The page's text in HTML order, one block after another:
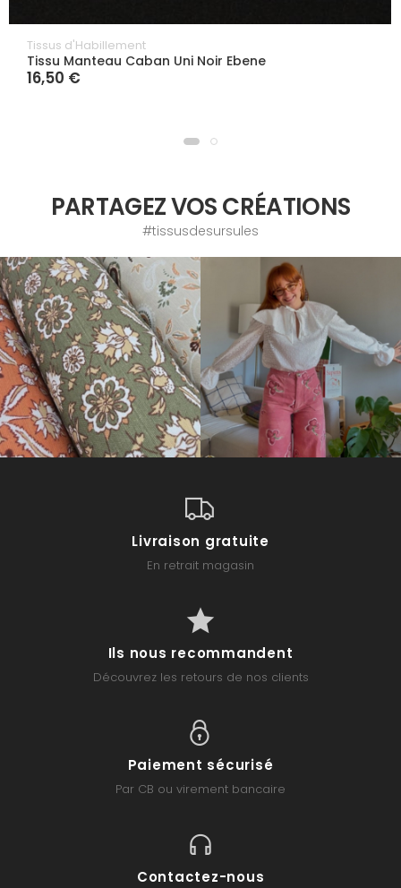
Tissus d'Habillement
Tissu Manteau Caban Uni Noir Ebene
16,50 €
PARTAGEZ VOS CRÉATIONS
#tissusdesursules
Livraison gratuite
En retrait magasin
Ils nous recommandent
Découvrez les retours de nos clients
Paiement sécurisé
Par CB ou virement bancaire
Contactez-nous